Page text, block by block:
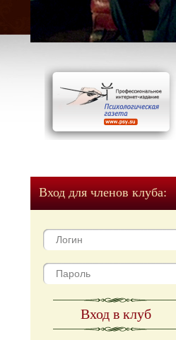
Вход для членов клуба:
Вход в клуб